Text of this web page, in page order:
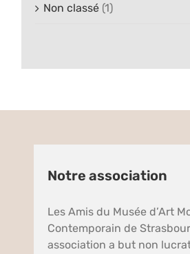
Non classé (1)
Notre association
Les Amis du Musée d’Art
Contemporain de
association a but non